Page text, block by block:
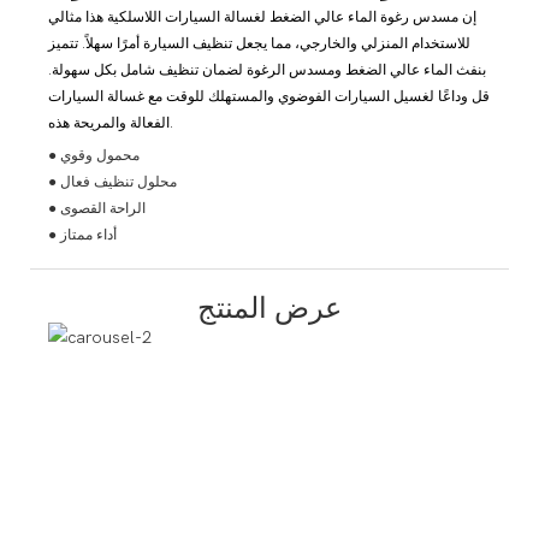
إن مسدس رغوة الماء عالي الضغط لغسالة السيارات اللاسلكية هذا مثالي
للاستخدام المنزلي والخارجي، مما يجعل تنظيف السيارة أمرًا سهلاً. تتميز
بنفث الماء عالي الضغط ومسدس الرغوة لضمان تنظيف شامل بكل سهولة.
قل وداعًا لغسيل السيارات الفوضوي والمستهلك للوقت مع غسالة السيارات
الفعالة والمريحة هذه.
● محمول وقوي
● محلول تنظيف فعال
● الراحة القصوى
● أداء ممتاز
عرض المنتج